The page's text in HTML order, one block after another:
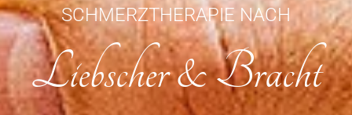
SCHMERZTHERAPIE NACH
Liebscher & Bracht